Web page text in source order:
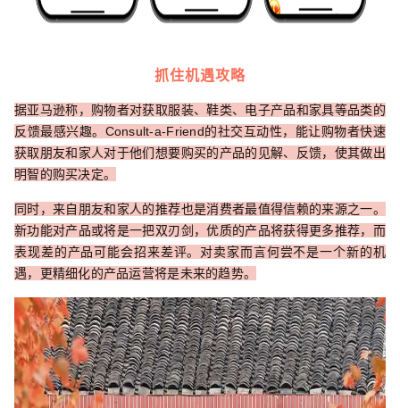
抓住机遇攻略
据亚马逊称，购物者对获取服装、鞋类、电子产品和家具等品类的
反馈最感兴趣。Consult-a-Friend的社交互动性，能让购物者快速
获取朋友和家人对于他们想要购买的产品的见解、反馈，使其做出
明智的购买决定。
同时，来自朋友和家人的推荐也是消费者最值得信赖的来源之一。
新功能对产品或将是一把双刃剑，优质的产品将获得更多推荐，而
表现差的产品可能会招来差评。对卖家而言何尝不是一个新的机
遇，更精细化的产品运营将是未来的趋势。